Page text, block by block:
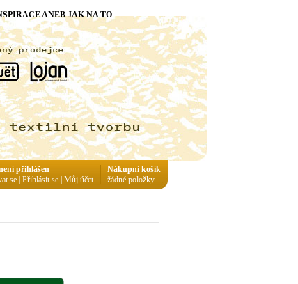
ANEB JAK NA TO
Nákupní košík
žádné položky
přihlášen
se Přihlásit se Můj účet